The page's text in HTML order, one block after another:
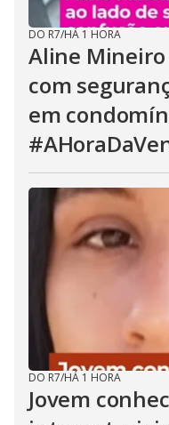
DO R7/HÁ 1 HORA
Aline
com
em
DO R7/HÁ 1 HORA
Jovem